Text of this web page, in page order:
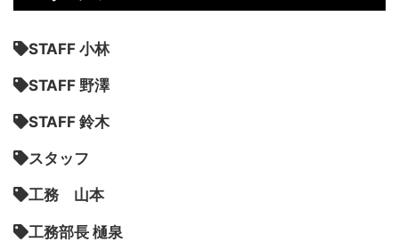
STAFF 小林
STAFF 野澤
STAFF 鈴木
スタッフ
工務 山本
工務部長 樋泉